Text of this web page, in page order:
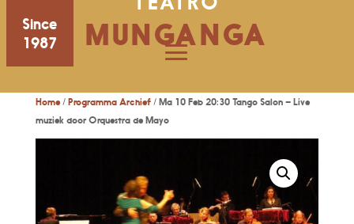
Since
1987
MUNGANGA
Home/ Programma Archief/ Ma 10 Feb 20:30 Tango Salon – Live
muziek door Orquestra de Mayo